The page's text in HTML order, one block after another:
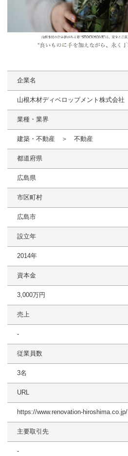
企業名
山根木材ディベロップメント株式会社
業種・業界
建築・不動産 ＞ 不動産
都道府県
広島県
市区町村
広島市
設立年
2014年
資本金
3,000万円
売上
-
従業員数
3名
URL
https://www.renovation-hiroshima.co.jp/
主要取引先
-